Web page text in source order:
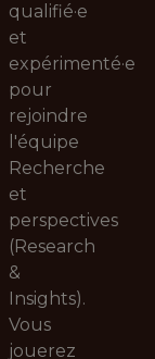
qualifié·e
et
expérimenté·e
pour
rejoindre
l'équipe
Recherche
et
perspectives
(Research
&
Insights).
Vous
jouerez